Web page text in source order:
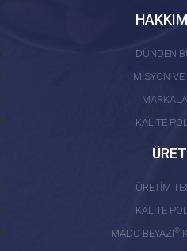
DÜNDEN
MİSYON
KALİTE
ÜRETİM
KALİTE
MADO BEYAZI®